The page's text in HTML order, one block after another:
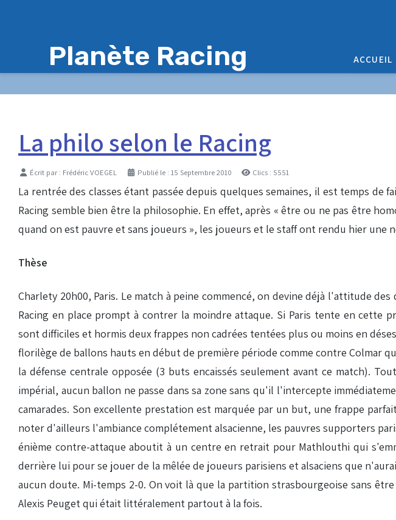
Planète Racing ACCUEIL
La philo selon le Racing
DétailsÉcrit par : Frédéric VOEGEL Publié le : 15 Septembre 2010 Clics : 5551
La rentrée des classes étant passée depuis quelques semaines, il est temps
Racing semble bien être la philosophie. En effet, après « être ou ne pas être
quand on est pauvre et sans joueurs », les joueurs et le staff ont rendu hier
Thèse
Charlety 20h00, Paris. Le match à peine commencé, on devine déjà l'attitude
Racing en place prompt à contrer la moindre attaque. Si Paris tente en cette
sont difficiles et hormis deux frappes non cadrées tentées plus ou moins en
florilège de ballons hauts en début de première période comme contre Colmar
la défense centrale opposée (3 buts encaissés seulement avant ce match).
impérial, aucun ballon ne passe dans sa zone sans qu'il l'intercepte
camarades. Son excellente prestation est marquée par un but, une frappe
noter d'ailleurs l'ambiance complétement alsacienne, les pauvres supporters
énième contre-attaque aboutit à un centre en retrait pour Mathlouthi qui
derrière lui pour se jouer de la mêlée de joueurs parisiens et alsaciens que
aucun doute. Mi-temps 2-0. On voit là que la partition strasbourgeoise sans
Alexis Peuget qui était littéralement partout à la fois.